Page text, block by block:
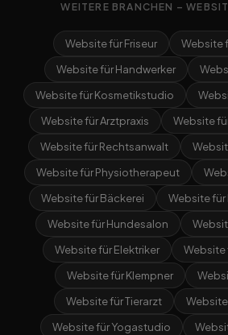
WEITERE BRANCHEN –
Website für Friseur
Website
Website für Handwerker
Website für Kosmetikstudio
Website für Arztpraxis
Website
Website für Rechtsanwalt
Website für Physiotherapeut
Website für Bäckerei
Website
Website für Hundesalon
Website für Elektriker
Website
Website für Klempner
Website für Tierarzt
Website für Yogastudio